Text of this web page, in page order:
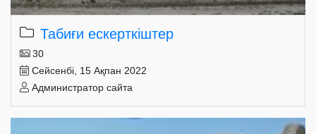
Табиғи ескерткіштер
30
Сейсенбі, 15 Ақпан 2022
Администратор сайта